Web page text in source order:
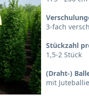
3-fach
Stückzahl
1,5-2 Stück
(Draht-)
mit